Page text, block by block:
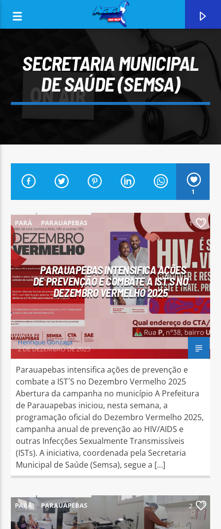
CURRENT TRACK
ARARA AZUL FM 96,9
Arara Azul FM
SECRETARIA MUNICIPAL
DE SAÚDE (SEMSA)
1
PARÁ PARAUAPEBAS 1
PARAUAPEBAS INTENSIFICA AÇÕES
DE PREVENÇÃO E COMBATE A IST´S NO
DEZEMBRO VERMELHO 2025
Henrique Gonzaga
2 DE DEZEMBRO DE 2025
Parauapebas intensifica ações de prevenção e
combate a IST´S no Dezembro Vermelho 2025
Abertura da campanha no município A Prefeitura
de Parauapebas iniciou, nesta semana, a
programação oficial do Dezembro Vermelho 2025,
campanha anual de prevenção ao HIV/AIDS e
outras Infecções Sexualmente Transmissíveis
(ISTs). A iniciativa, coordenada pela Secretaria
Municipal de Saúde (Semsa), segue a […]
PARÁ PARAUAPEBAS 2